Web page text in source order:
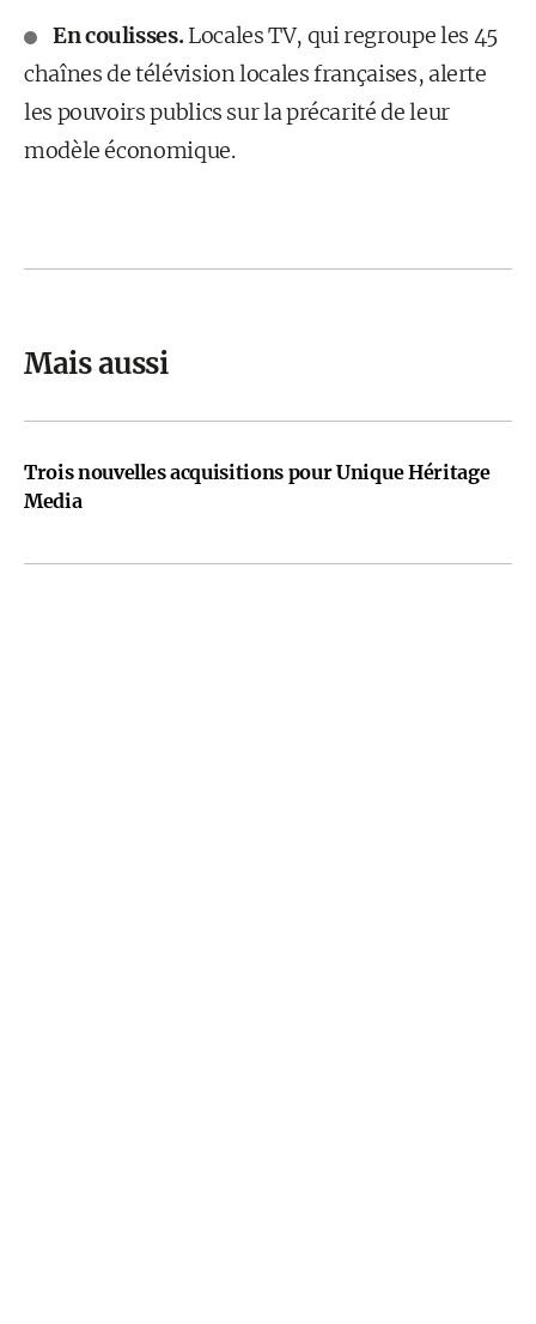
En coulisses.Locales TV, qui regroupe les 45
chaînes de télévision locales françaises, alerte
les pouvoirs publics sur la précarité de leur
modèle économique.
Mais aussi
Trois nouvelles acquisitions pour Unique Héritage
Media